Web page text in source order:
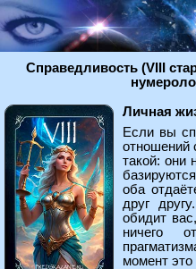
Справедливость (VIII
Личная
Если вы
отношений
такой: они
оба
друг
обидит
ничего
момент это